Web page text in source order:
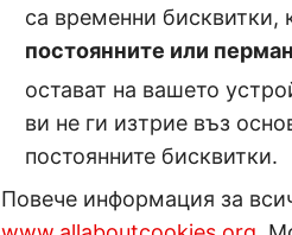
са временни бисквитки,
постоянните или
остават на вашето
ви не ги изтрие въз
постоянните бисквитки.
Повече информация за